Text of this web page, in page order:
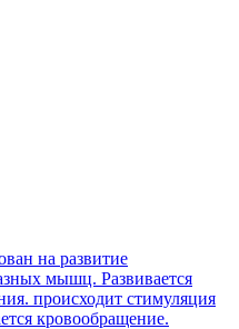
на развитие
мышц. Развивается
происходит стимуляция
кровообращение.